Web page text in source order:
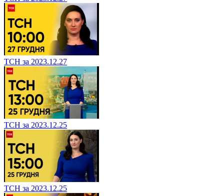
ТСН за 2023.12.27
ТСН за 2023.12.25
ТСН за 2023.12.25